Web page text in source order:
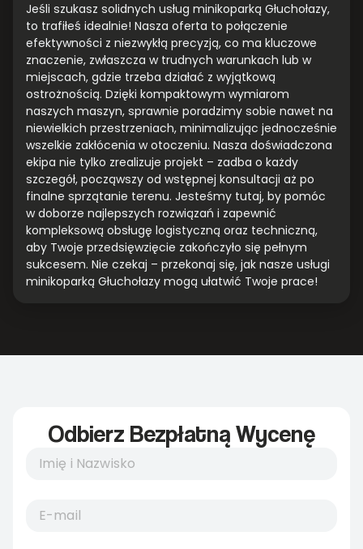
Jeśli szukasz solidnych usług minikoparką Głuchołazy,
to trafiłeś idealnie! Nasza oferta to połączenie
efektywności z niezwykłą precyzją, co ma kluczowe
znaczenie, zwłaszcza w trudnych warunkach lub w
miejscach, gdzie trzeba działać z wyjątkową
ostrożnością. Dzięki kompaktowym wymiarom
naszych maszyn, sprawnie poradzimy sobie nawet na
niewielkich przestrzeniach, minimalizując jednocześnie
wszelkie zakłócenia w otoczeniu. Nasza doświadczona
ekipa nie tylko zrealizuje projekt – zadba o każdy
szczegół, począwszy od wstępnej konsultacji aż po
finalne sprzątanie terenu. Jesteśmy tutaj, by pomóc
w doborze najlepszych rozwiązań i zapewnić
kompleksową obsługę logistyczną oraz techniczną,
aby Twoje przedsięwzięcie zakończyło się pełnym
sukcesem. Nie czekaj – przekonaj się, jak nasze usługi
minikoparką Głuchołazy mogą ułatwić Twoje prace!
Odbierz Bezpłatną Wycenę